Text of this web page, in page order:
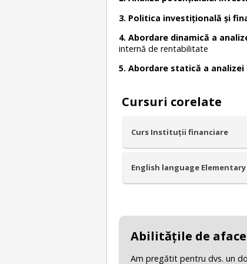
3. Politica investițională și
4. Abordare dinamică a
internă de rentabilitate
5. Abordare statică a
Cursuri corelate
Curs Instituții financiare
English language Elementary
Abilităţile de
Am pregătit pentru dvs. un